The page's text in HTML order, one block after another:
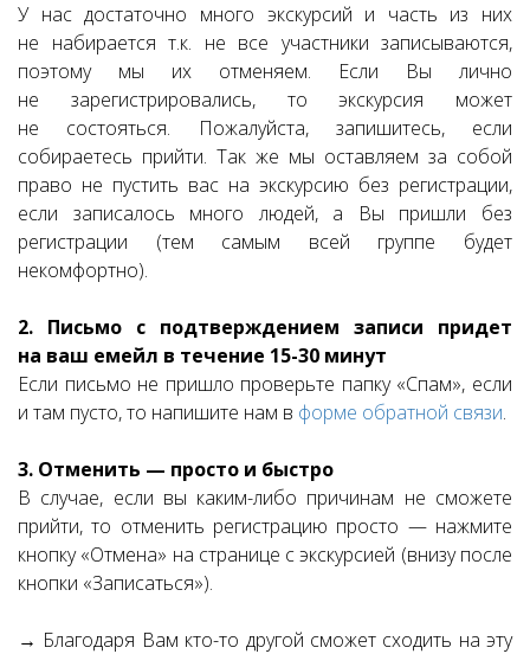
У нас достаточно много экскурсий и часть из них
не набирается т.к. не все участники записываются,
поэтому мы их отменяем. Если Вы лично
не зарегистрировались, то экскурсия может
не состояться. Пожалуйста, запишитесь, если
собираетесь прийти. Так же мы оставляем за собой
право не пустить вас на экскурсию без регистрации,
если записалось много людей, а Вы пришли без
регистрации (тем самым всей группе будет
некомфортно).
2. Письмо с подтверждением записи придет
на ваш емейл в течение 15-30 минут
Если письмо не пришло проверьте папку «Спам», если
и там пусто, то напишите нам в форме обратной связи.
3. Отменить — просто и быстро
В случае, если вы каким-либо причинам не сможете
прийти, то отменить регистрацию просто — нажмите
кнопку «Отмена» на странице с экскурсией (внизу после
кнопки «Записаться»).
→ Благодаря Вам кто-то другой сможет сходить на эту